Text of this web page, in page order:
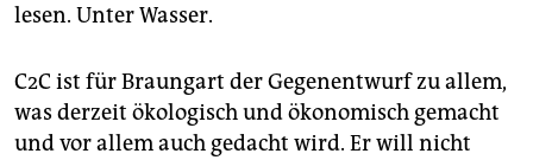
lesen. Unter Wasser.
C2C ist für Braungart der Gegenentwurf zu allem,
was derzeit ökologisch und ökonomisch gemacht
und vor allem auch gedacht wird. Er will nicht